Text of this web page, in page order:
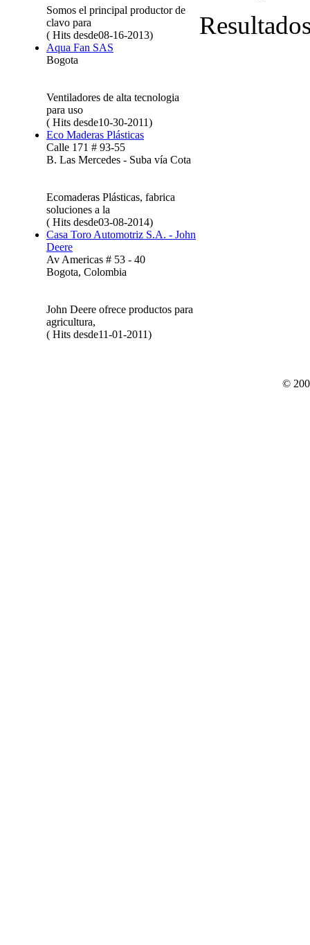
Somos el principal productor de
clavo para
( Hits desde08-16-2013)
Aqua Fan SAS
Bogota
Ventiladores de alta tecnologia
para uso
( Hits desde10-30-2011)
Eco Maderas Plásticas
Calle 171 # 93-55
B. Las Mercedes - Suba vía Cota
Ecomaderas Plásticas, fabrica
soluciones a la
( Hits desde03-08-2014)
Casa Toro Automotriz S.A. - John
Deere
Av Americas # 53 - 40
Bogota, Colombia
John Deere ofrece productos para
agricultura,
( Hits desde11-01-2011)
©